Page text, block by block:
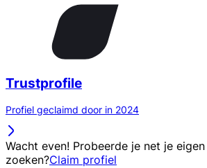
Trustprofile
Profiel geclaimd door in 2024
Wacht even! Probeerde je net je
zoeken?Claim profiel